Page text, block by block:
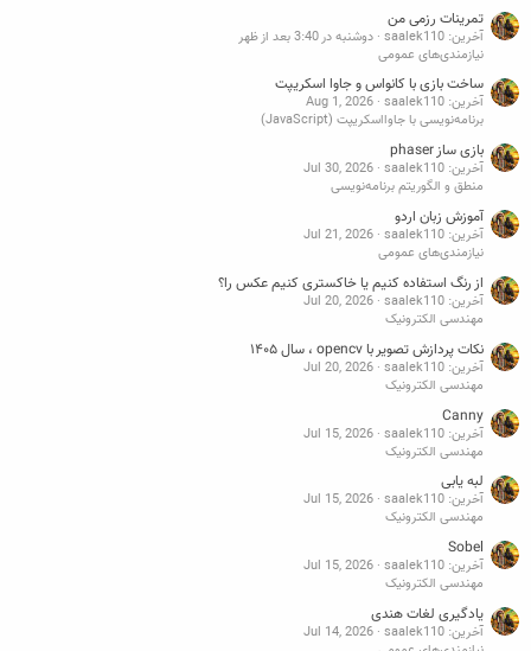
تمرینات رزمی من
آخرین: saalek110
دوشنبه در 3:40 بعد از ظهر
نیازمندی‌های عمومی
ساخت بازی با کانواس و جاوا اسکریپت
آخرین: saalek110
Aug 1, 2026
برنامه‌نویسی با جاوااسکریپت (JavaScript)
بازی ساز phaser
آخرین: saalek110
Jul 30, 2026
منطق و الگوریتم برنامه‌نویسی
آموزش زبان اردو
آخرین: saalek110
Jul 21, 2026
نیازمندی‌های عمومی
از رنگ استفاده کنیم یا خاکستری کنیم عکس را؟
آخرین: saalek110
Jul 20, 2026
مهندسی الکترونیک
نکات پردازش تصویر با opencv ، سال ۱۴۰۵
آخرین: saalek110
Jul 20, 2026
مهندسی الکترونیک
Canny
آخرین: saalek110
Jul 15, 2026
مهندسی الکترونیک
لبه یابی
آخرین: saalek110
Jul 15, 2026
مهندسی الکترونیک
Sobel
آخرین: saalek110
Jul 15, 2026
مهندسی الکترونیک
یادگیری لغات هندی
آخرین: saalek110
Jul 14, 2026